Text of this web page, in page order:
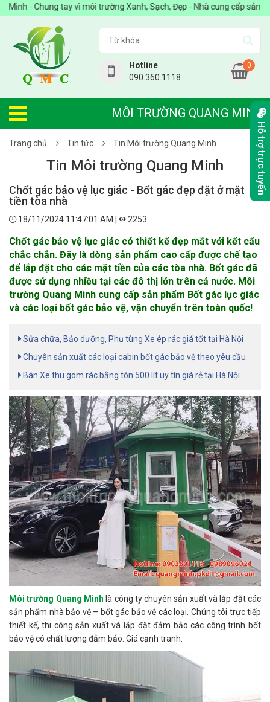
- Chung tay vì môi trường Xanh, Sạch, Đẹp - Nhà cung cấp sản
Hotline
090.360.1118
0
MÔI TRƯỜNG QUANG MINH
Trang chủ Tin tức Tin Môi trường Quang Minh
Tin Môi trường Quang Minh
Chốt gác bảo vệ lục giác - Bốt gác đẹp đặt ở mặt
tiền tòa nhà
18/11/2024 11:47:01 AM | 2253
Chốt gác bảo vệ lục giác có thiết kế đẹp mắt với kết cấu
chắc chắn. Đây là dòng sản phẩm cao cấp được chế tạo
để lắp đặt cho các mặt tiền của các tòa nhà. Bốt gác đã
được sử dụng nhiều tại các đô thị lớn trên cả nước. Môi
trường Quang Minh cung cấp sản phẩm Bốt gác lục giác
và các loại bốt gác bảo vệ, vận chuyển trên toàn quốc!
Sửa chữa, Bảo dưỡng, Phụ tùng Xe ép rác giá tốt tại Hà Nội
Chuyên sản xuất các loại cabin bốt gác bảo vệ theo yêu cầu
Bán Xe thu gom rác bằng tôn 500 lít uy tín giá rẻ tại Hà Nội
Môi trường Quang Minh là công ty chuyên sản xuất và lắp đặt các
sản phẩm nhà bảo vệ – bốt gác bảo vệ các loại. Chúng tôi trực tiếp
thiết kế, thi công sản xuất và lắp đặt đảm bảo các công trình bốt
bảo vệ có chất lượng đảm bảo. Giá cạnh tranh.
Hỗ trợ trực tuyến